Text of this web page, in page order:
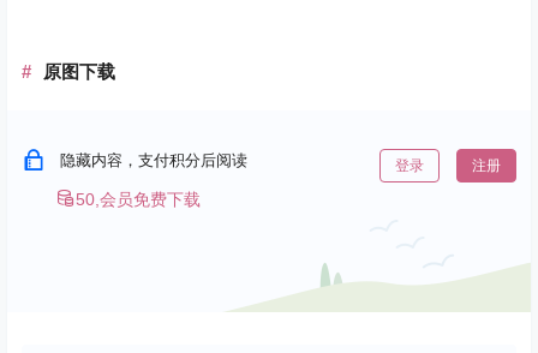
原图下载
隐藏内容，支付积分后阅读
50,会员免费下载
登录 注册